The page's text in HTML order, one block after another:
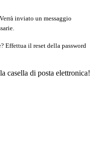
Verrà inviato un messaggio
Effettua il reset della password
casella di posta elettronica!